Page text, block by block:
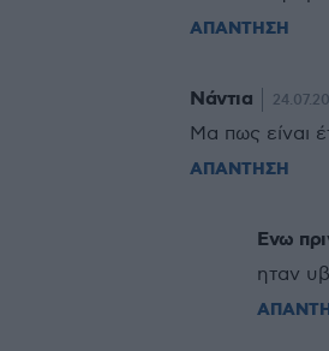
ΑΠΑΝΤΗΣΗ
Νάντια
Μα πως είναι
ΑΠΑΝΤΗΣΗ
Ενω
ηταν